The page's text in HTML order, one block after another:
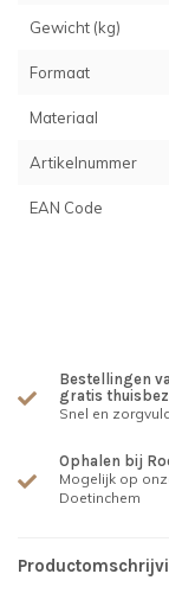
Gewicht (kg)
Formaat
Materiaal
Artikelnummer
EAN Code
Bestellingen
gratis
Snel en
Ophalen bij
Mogelijk op
Doetinchem